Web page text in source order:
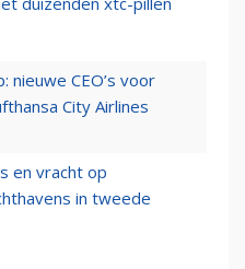
nieuwe CEO’s voor
City Airlines
en vracht op
in tweede